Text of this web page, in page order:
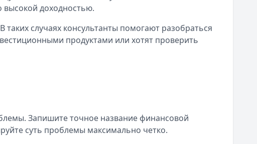
высокой доходностью.
случаях консультанты помогают разобраться
продуктами или хотят проверить
Запишите точное название финансовой
суть проблемы максимально четко.